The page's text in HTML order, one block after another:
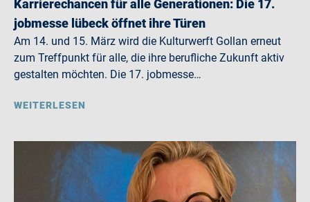
Karrierechancen für alle Generationen: Die 17.
jobmesse lübeck öffnet ihre Türen
Am 14. und 15. März wird die Kulturwerft Gollan erneut
zum Treffpunkt für alle, die ihre berufliche Zukunft aktiv
gestalten möchten. Die 17. jobmesse…
WEITERLESEN